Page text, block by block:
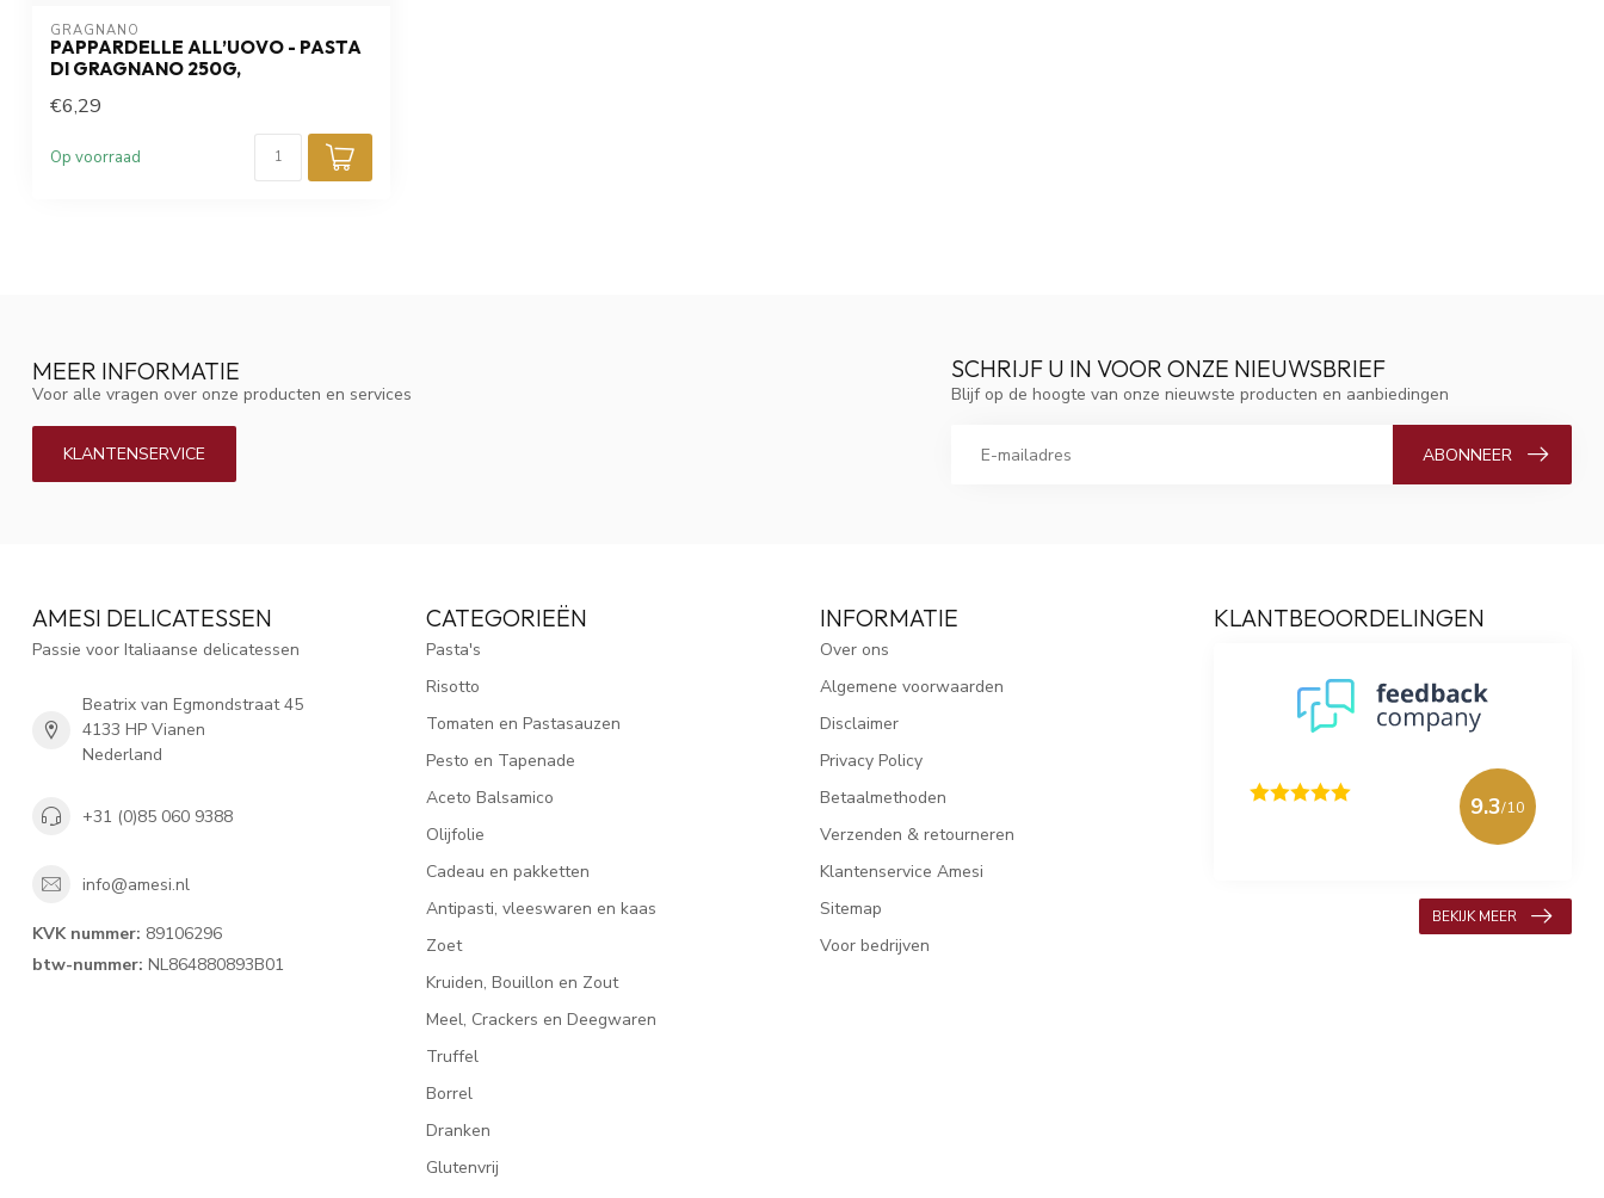
GRAGNANO
PAPPARDELLE ALL’UOVO - PASTA
DI GRAGNANO 250G,
€6,29
Op voorraad
MEER INFORMATIE
Voor alle vragen over onze producten en services
KLANTENSERVICE
SCHRIJF U IN VOOR ONZE NIEUWSBRIEF
Blijf op de hoogte van onze nieuwste producten en aanbiedingen
ABONNEER
AMESI DELICATESSEN
Passie voor Italiaanse delicatessen
Beatrix van Egmondstraat 45
4133 HP Vianen
Nederland
+31 (0)85 060 9388
info@amesi.nl
KVK nummer: 89106296
btw-nummer: NL864880893B01
CATEGORIEËN
Pasta's
Risotto
Tomaten en Pastasauzen
Pesto en Tapenade
Aceto Balsamico
Olijfolie
Cadeau en pakketten
Antipasti, vleeswaren en kaas
Zoet
Kruiden, Bouillon en Zout
Meel, Crackers en Deegwaren
Truffel
Borrel
Dranken
Glutenvrij
INFORMATIE
Over ons
Algemene voorwaarden
Disclaimer
Privacy Policy
Betaalmethoden
Verzenden & retourneren
Klantenservice Amesi
Sitemap
Voor bedrijven
KLANTBEOORDELINGEN
9.3/10
BEKIJK MEER